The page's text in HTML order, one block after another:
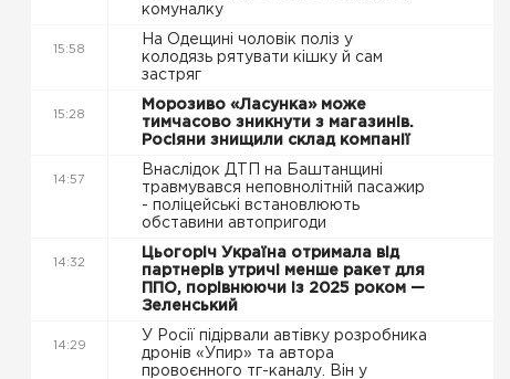
комуналку
15:58
На Одещині чоловік поліз у
колодязь рятувати кішку й сам
застряг
15:28
Морозиво «Ласунка» може
тимчасово зникнути з магазинів.
Росіяни знищили склад компанії
14:57
Внаслідок ДТП на Баштанщині
травмувався неповнолітній пасажир
- поліцейські встановлюють
обставини автопригоди
14:32
Цьогоріч Україна отримала від
партнерів утричі менше ракет для
ППО, порівнюючи із 2025 роком —
Зеленський
14:29
У Росії підірвали автівку розробника
дронів «Упир» та автора
провоєнного тг-каналу. Він у